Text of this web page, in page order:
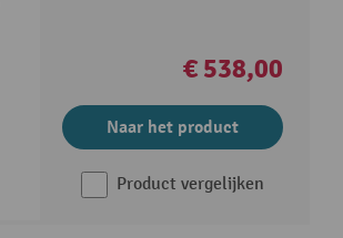
€ 538,00
Naar het product
Product vergelijken